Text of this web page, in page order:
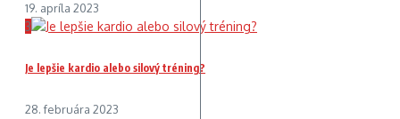
19. apríla 2023
3
Je lepšie kardio alebo silový tréning?
28. februára 2023